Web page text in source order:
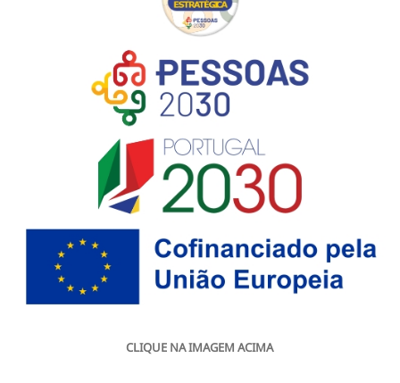
CLIQUE NA IMAGEM ACIMA